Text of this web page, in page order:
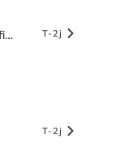
NovakHunting PRS match - Centerfire T-2j
T-2j